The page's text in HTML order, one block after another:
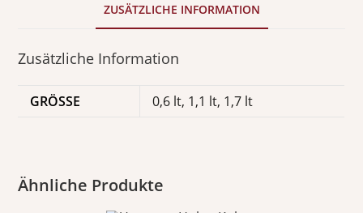
ZUSÄTZLICHE INFORMATION
Zusätzliche Information
GRÖSSE 0,6 lt, 1,1 lt, 1,7 lt
Ähnliche Produkte